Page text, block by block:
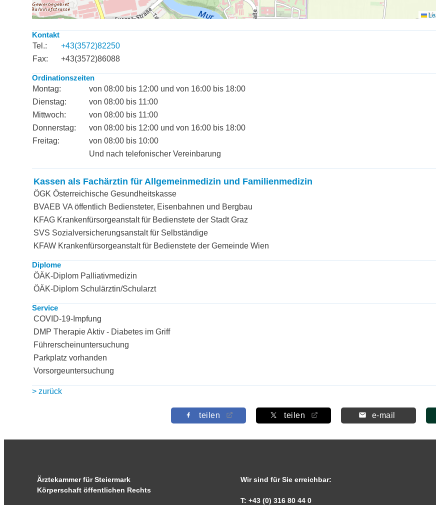
Kontakt
Tel.:
+43(3572)82250
Fax:
+43(3572)86088
Ordinationszeiten
Montag:
von 08:00 bis 12:00 und von 16:00 bis 18:00
Dienstag:
von 08:00 bis 11:00
Mittwoch:
von 08:00 bis 11:00
Donnerstag:
von 08:00 bis 12:00 und von 16:00 bis 18:00
Freitag:
von 08:00 bis 10:00
Und nach telefonischer Vereinbarung
Kassen als Fachärztin für Allgemeinmedizin und Familienmedizin
ÖGK Österreichische Gesundheitskasse
BVAEB VA öffentlich Bediensteter, Eisenbahnen und Bergbau
KFAG Krankenfürsorgeanstalt für Bedienstete der Stadt Graz
SVS Sozialversicherungsanstalt für Selbständige
KFAW Krankenfürsorgeanstalt für Bedienstete der Gemeinde Wien
Diplome
ÖÄK-Diplom Palliativmedizin
ÖÄK-Diplom Schulärztin/Schularzt
Service
COVID-19-Impfung
DMP Therapie Aktiv - Diabetes im Griff
Führerscheinuntersuchung
Parkplatz vorhanden
Vorsorgeuntersuchung
> zurück
teilen teilen e-mail
Ärztekammer für Steiermark
Körperschaft öffentlichen Rechts
Wir sind für Sie erreichbar:
T: +43 (0) 316 80 44 0